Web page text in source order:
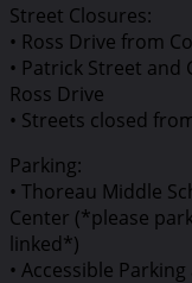
Street Closures:
• Ross Drive from
• Patrick Street
Ross Drive
• Streets closed
Parking:
• Thoreau Middle
Center (*please
linked*)
• Accessible